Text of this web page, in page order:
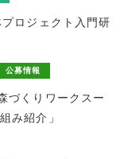
ロジェクト入門研
公募情報
づくりワークスー
み紹介」